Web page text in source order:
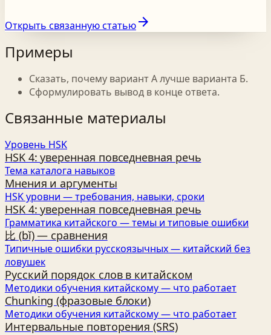
Открыть связанную статьюarrow_forward
Примеры
Сказать, почему вариант А лучше варианта Б.
Сформулировать вывод в конце ответа.
Связанные материалы
Уровень HSK
HSK 4: уверенная повседневная речь
Тема каталога навыков
Мнения и аргументы
HSK уровни — требования, навыки, сроки
HSK 4: уверенная повседневная речь
Грамматика китайского — темы и типовые ошибки
比 (bǐ) — сравнения
Типичные ошибки русскоязычных — китайский без
ловушек
Русский порядок слов в китайском
Методики обучения китайскому — что работает
Chunking (фразовые блоки)
Методики обучения китайскому — что работает
Интервальные повторения (SRS)